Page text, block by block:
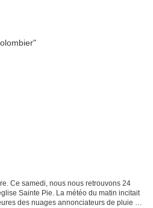
Ce samedi, nous nous retrouvons 24
Sainte Pie. La météo du matin incitait
des nuages annonciateurs de pluie se